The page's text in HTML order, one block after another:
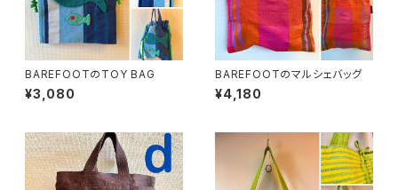
BAREFOOTのTOY BAG
¥3,080
BAREFOOTのマルシェバッグ
¥4,180